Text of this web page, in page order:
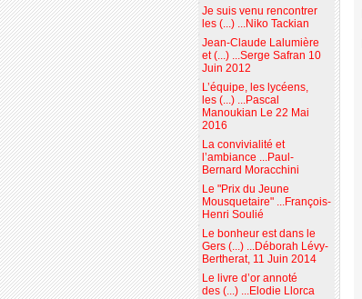
Je suis venu rencontrer
les (...) ...Niko Tackian
Jean-Claude Lalumière
et (...) ...Serge Safran 10
Juin 2012
L’équipe, les lycéens,
les (...) ...Pascal
Manoukian Le 22 Mai
2016
La convivialité et
l’ambiance ...Paul-
Bernard Moracchini
Le "Prix du Jeune
Mousquetaire" ...François-
Henri Soulié
Le bonheur est dans le
Gers (...) ...Déborah Lévy-
Bertherat, 11 Juin 2014
Le livre d’or annoté
des (...) ...Elodie Llorca